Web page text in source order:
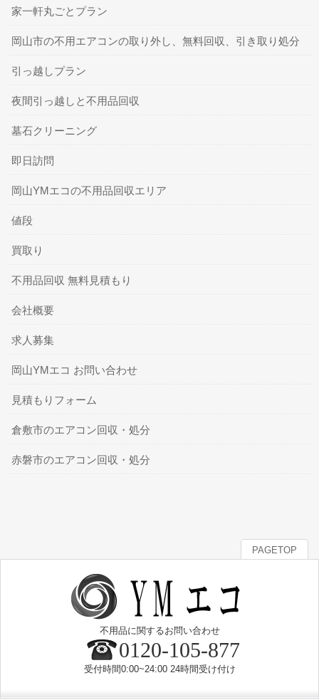
家一軒丸ごとプラン
岡山市の不用エアコンの取り外し、無料回収、引き取り処分
引っ越しプラン
夜間引っ越しと不用品回収
墓石クリーニング
即日訪問
岡山YMエコの不用品回収エリア
値段
買取り
不用品回収 無料見積もり
会社概要
求人募集
岡山YMエコ お問い合わせ
見積もりフォーム
倉敷市のエアコン回収・処分
赤磐市のエアコン回収・処分
PAGETOP
不用品に関するお問い合わせ
0120-105-877
受付時間0:00~24:00 24時間受け付け